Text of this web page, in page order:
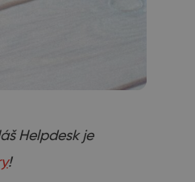
Helpdesk je
!